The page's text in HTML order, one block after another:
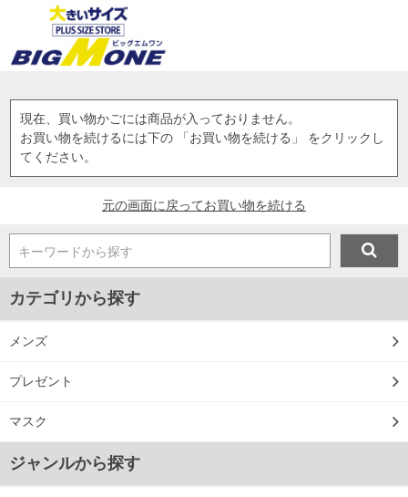
現在、買い物かごには商品が入っておりません。
お買い物を続けるには下の 「お買い物を続ける」 をクリックし
てください。
元の画面に戻ってお買い物を続ける
キーワードから探す
カテゴリから探す
メンズ
プレゼント
マスク
ジャンルから探す